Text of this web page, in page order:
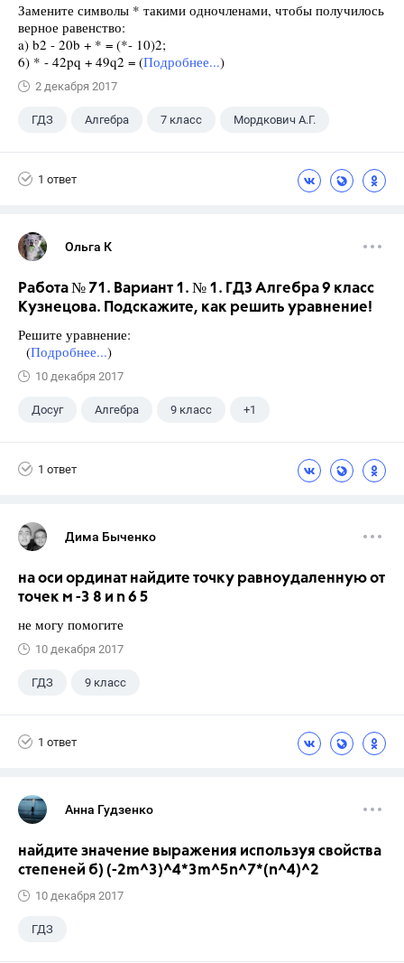
Замените символы * такими одночленами, чтобы получилось
верное равенство:
a) b2 - 20b + * = (*- 10)2;
6) * - 42pq + 49q2 = (Подробнее...)
2 декабря 2017
ГДЗ Алгебра 7 класс Мордкович А.Г.
1 ответ
Ольга К
Работа № 71. Вариант 1. № 1. ГДЗ Алгебра 9 класс
Кузнецова. Подскажите, как решить уравнение!
Решите уравнение:
(Подробнее...)
10 декабря 2017
Досуг Алгебра 9 класс +1
1 ответ
Дима Быченко
на оси ординат найдите точку равноудаленную от
точек м -3 8 и n 6 5
не могу помогите
10 декабря 2017
ГДЗ 9 класс
1 ответ
Анна Гудзенко
найдите значение выражения используя свойства
степеней б) (-2m^3)^4*3m^5n^7*(n^4)^2
10 декабря 2017
ГДЗ